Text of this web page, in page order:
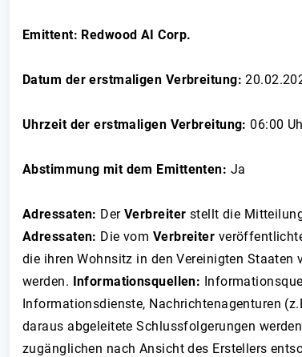
Emittent: Redwood AI Corp.
Datum der erstmaligen Verbreitung:
Uhrzeit der erstmaligen Verbreitung: 06:00
Abstimmung mit dem Emittenten: Ja
Adressaten: DerVerbreiter stellt die
Adressaten: Die vom Verbreiter
die ihren Wohnsitz in den Vereinigten
werden. Informationsquellen:
Informationsdienste, Nachrichtenagenturen
daraus abgeleitete Schlussfolgerungen
zugänglichen nach Ansicht des Erstellers